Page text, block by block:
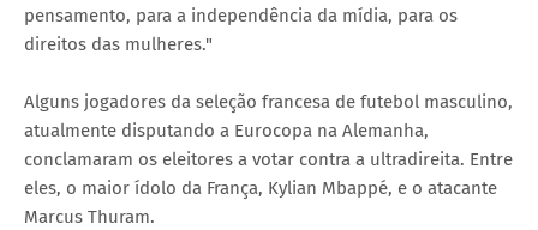
pensamento, para a independência da mídia, para os
direitos das mulheres."
Alguns jogadores da seleção francesa de futebol masculino,
atualmente disputando a Eurocopa na Alemanha,
conclamaram os eleitores a votar contra a ultradireita. Entre
eles, o maior ídolo da França, Kylian Mbappé, e o atacante
Marcus Thuram.